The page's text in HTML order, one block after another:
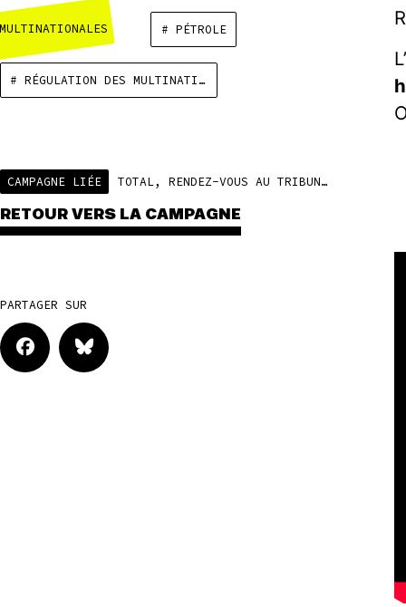
# PÉTROLE
# RÉGULATION DES MULTINATIONALES
CAMPAGNE LIÉE TOTAL, RENDEZ-VOUS AU TRIBUNAL
RETOUR VERS LA CAMPAGNE
PARTAGER SUR